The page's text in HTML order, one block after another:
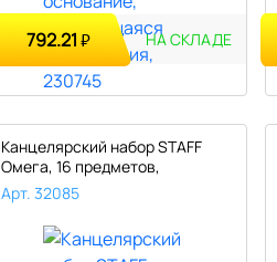
792.21 ₽ НА СКЛАДЕ
Канцелярский набор STAFF
Омега, 16 предметов,
невращающ..
Арт. 32085